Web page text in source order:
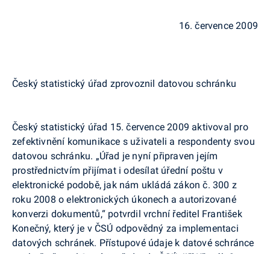
16. července 2009
Český statistický úřad zprovoznil datovou schránku
Český statistický úřad 15. července 2009 aktivoval pro
zefektivnění komunikace s uživateli a respondenty svou
datovou schránku. „Úřad je nyní připraven jejím
prostřednictvím přijímat i odesílat úřední poštu v
elektronické podobě, jak nám ukládá zákon č. 300 z
roku 2008 o elektronických úkonech a autorizované
konverzi dokumentů,“ potvrdil vrchní ředitel František
Konečný, který je v ČSÚ odpovědný za implementaci
datových schránek. Přístupové údaje k datové schránce